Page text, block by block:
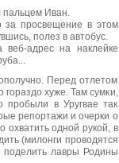
пальцем Иван.
за просвещение в этом
полез в автобус.
адрес на наклейке
Перед отлетом
хуже. Там сумки,
пробыли в Уругвае так
репортажи и очерки о
охватить одной рукой, в
(милонги проводятся
поделить лавры Родины